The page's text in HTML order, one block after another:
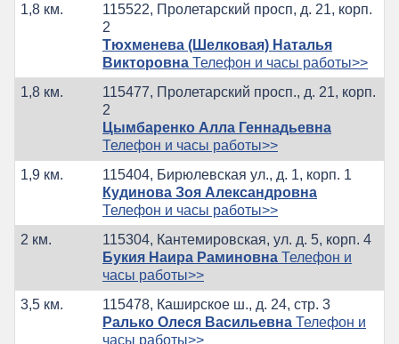
1,8 км.
115522, Пролетарский просп, д. 21, корп.
2
Тюхменева (Шелковая) Наталья
Викторовна Телефон и часы работы>>
1,8 км.
115477, Пролетарский просп., д. 21, корп.
2
Цымбаренко Алла Геннадьевна
Телефон и часы работы>>
1,9 км.
115404, Бирюлевская ул., д. 1, корп. 1
Кудинова Зоя Александровна
Телефон и часы работы>>
2 км.
115304, Кантемировская, ул. д. 5, корп. 4
Букия Наира Раминовна Телефон и
часы работы>>
3,5 км.
115478, Каширское ш., д. 24, стр. 3
Ралько Олеся Васильевна Телефон и
часы работы>>